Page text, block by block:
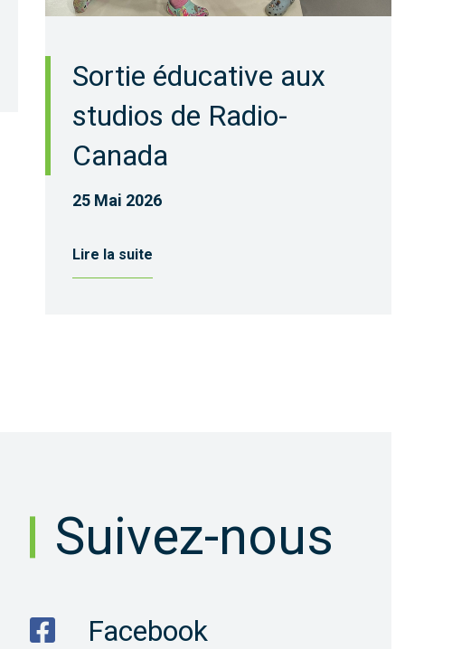
Sortie éducative aux
studios de Radio-
Canada
25 Mai 2026
Lire la suite
Suivez-nous
Facebook